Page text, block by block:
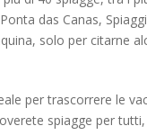
das Canas,
solo per citarne
per trascorrere le
spiagge per